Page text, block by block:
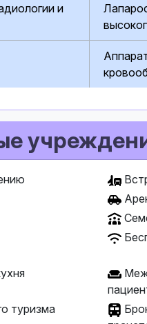
и
туризма